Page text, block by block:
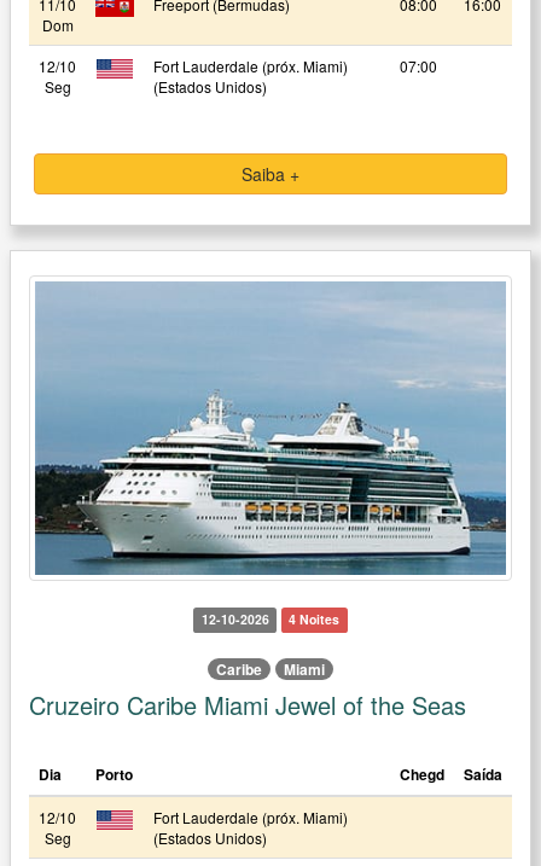
11/10
Dom
Freeport (Bermudas) 08:00 16:00
12/10
Seg
Fort Lauderdale (próx. Miami)
(Estados Unidos)
07:00
Saiba +
12-10-2026 4 Noites
Caribe Miami
Cruzeiro Caribe Miami Jewel of the Seas
Dia Porto Chegd Saída
12/10
Seg
Fort Lauderdale (próx. Miami)
(Estados Unidos)